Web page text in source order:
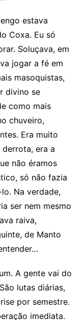
estava
Coxa. Eu só
Soluçava, em
jogar a fé em
masoquistas,
divino se
como mais
chuveiro,
Era muito
era a
não éramos
só não fazia
Na verdade,
ser nem mesmo
raiva,
de Manto
A gente vai do
lutas diárias,
por semestre.
imediata.